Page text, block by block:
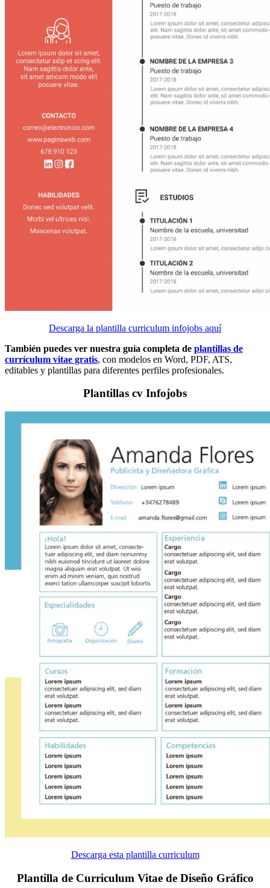
Descarga la plantilla curriculum infojobs aquí
También puedes ver nuestra guía completa de plantillas de
currículum vitae gratis, con modelos en Word, PDF, ATS,
editables y plantillas para diferentes perfiles profesionales.
Plantillas cv Infojobs
Descarga esta plantilla curriculum
Plantilla de Curriculum Vitae de Diseño Gráfico